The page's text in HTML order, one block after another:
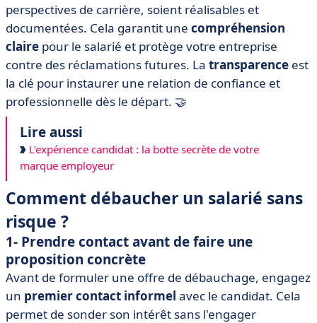
perspectives de carrière, soient réalisables et
documentées. Cela garantit une compréhension
claire pour le salarié et protège votre entreprise
contre des réclamations futures. La transparence est
la clé pour instaurer une relation de confiance et
professionnelle dès le départ. 🤝
Lire aussi
L’expérience candidat : la botte secrète de votre
marque employeur
Comment débaucher un salarié sans
risque ?
1- Prendre contact avant de faire une
proposition concrète
Avant de formuler une offre de débauchage, engagez
un premier contact informel avec le candidat. Cela
permet de sonder son intérêt sans l'engager